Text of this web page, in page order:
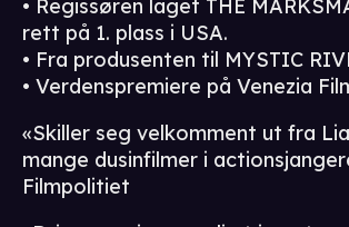
• Regissøren laget THE
rett på 1. plass i USA.
• Fra produsenten til MYSTIC
• Verdenspremiere på Venezia
«Skiller seg velkomment ut fra
mange dusinfilmer i
Filmpolitiet